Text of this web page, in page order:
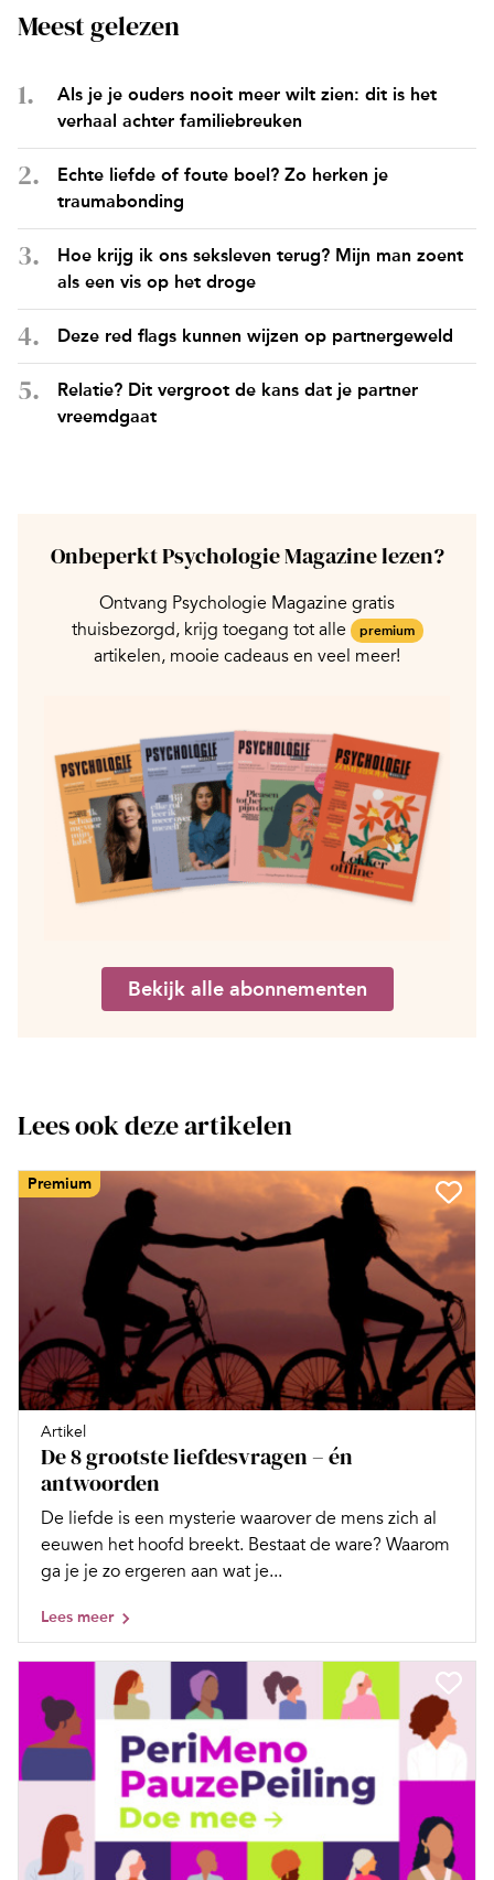
Meest gelezen
Als je je ouders nooit meer wilt zien: dit is het
verhaal achter familiebreuken
Echte liefde of foute boel? Zo herken je
traumabonding
Hoe krijg ik ons seksleven terug? Mijn man zoent
als een vis op het droge
Deze red flags kunnen wijzen op partnergeweld
Relatie? Dit vergroot de kans dat je partner
vreemdgaat
Onbeperkt Psychologie Magazine lezen?
Ontvang Psychologie Magazine gratis
thuisbezorgd, krijg toegang tot alle
premium
artikelen, mooie cadeaus en veel meer!
Bekijk alle abonnementen
Lees ook deze artikelen
Premium
Artikel
De 8 grootste liefdesvragen – én
antwoorden
De liefde is een mysterie waarover de mens zich al
eeuwen het hoofd breekt. Bestaat de ware? Waarom
ga je je zo ergeren aan wat je...
Lees meer